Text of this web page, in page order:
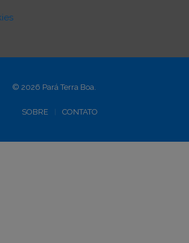
© 2026 Pará Terra Boa.
SOBRE CONTATO